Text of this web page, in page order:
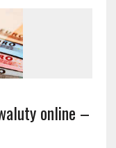
online –